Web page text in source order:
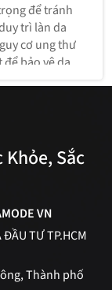
để tránh
trì làn da
cơ ung thư
bảo vệ da
Sắc
VN
TƯ TP.HCM
Thành phố